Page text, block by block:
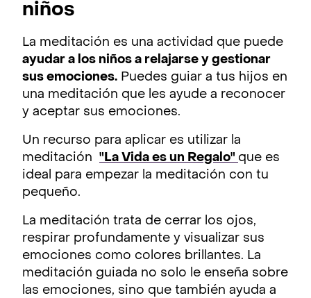
niños
La meditación es una actividad que puede
ayudar a los niños a relajarse y gestionar
sus emociones. Puedes guiar a tus hijos en
una meditación que les ayude a reconocer
y aceptar sus emociones.
Un recurso para aplicar es utilizar la
meditación "La Vida es un Regalo" que es
ideal para empezar la meditación con tu
pequeño.
La meditación trata de cerrar los ojos,
respirar profundamente y visualizar sus
emociones como colores brillantes. La
meditación guiada no solo le enseña sobre
las emociones, sino que también ayuda a